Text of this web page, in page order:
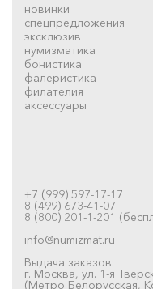
новинки
спецпредложения
эксклюзив
нумизматика
бонистика
фалеристика
филателия
аксессуары
+7 (999) 597-17-17
8 (499) 673-41-07
8 (800) 201-1-201
info@numizmat.ru
Выдача заказов:
г. Москва, ул. 1-я
(Метро Белорусская,